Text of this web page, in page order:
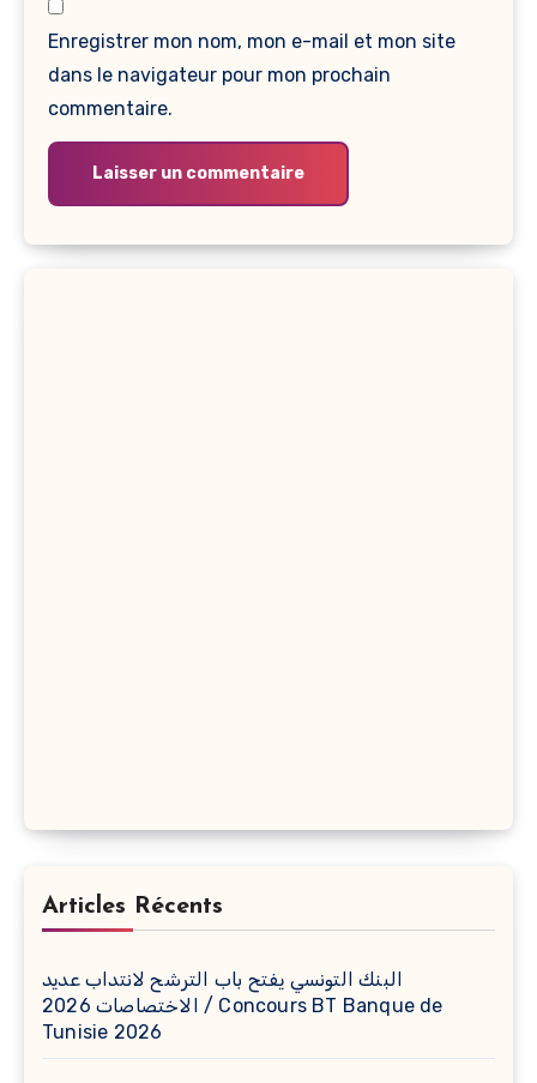
Enregistrer mon nom, mon e-mail et mon site
dans le navigateur pour mon prochain
commentaire.
Articles Récents
البنك التونسي يفتح باب الترشح لانتداب عديد
الاختصاصات 2026 / Concours BT Banque de
Tunisie 2026